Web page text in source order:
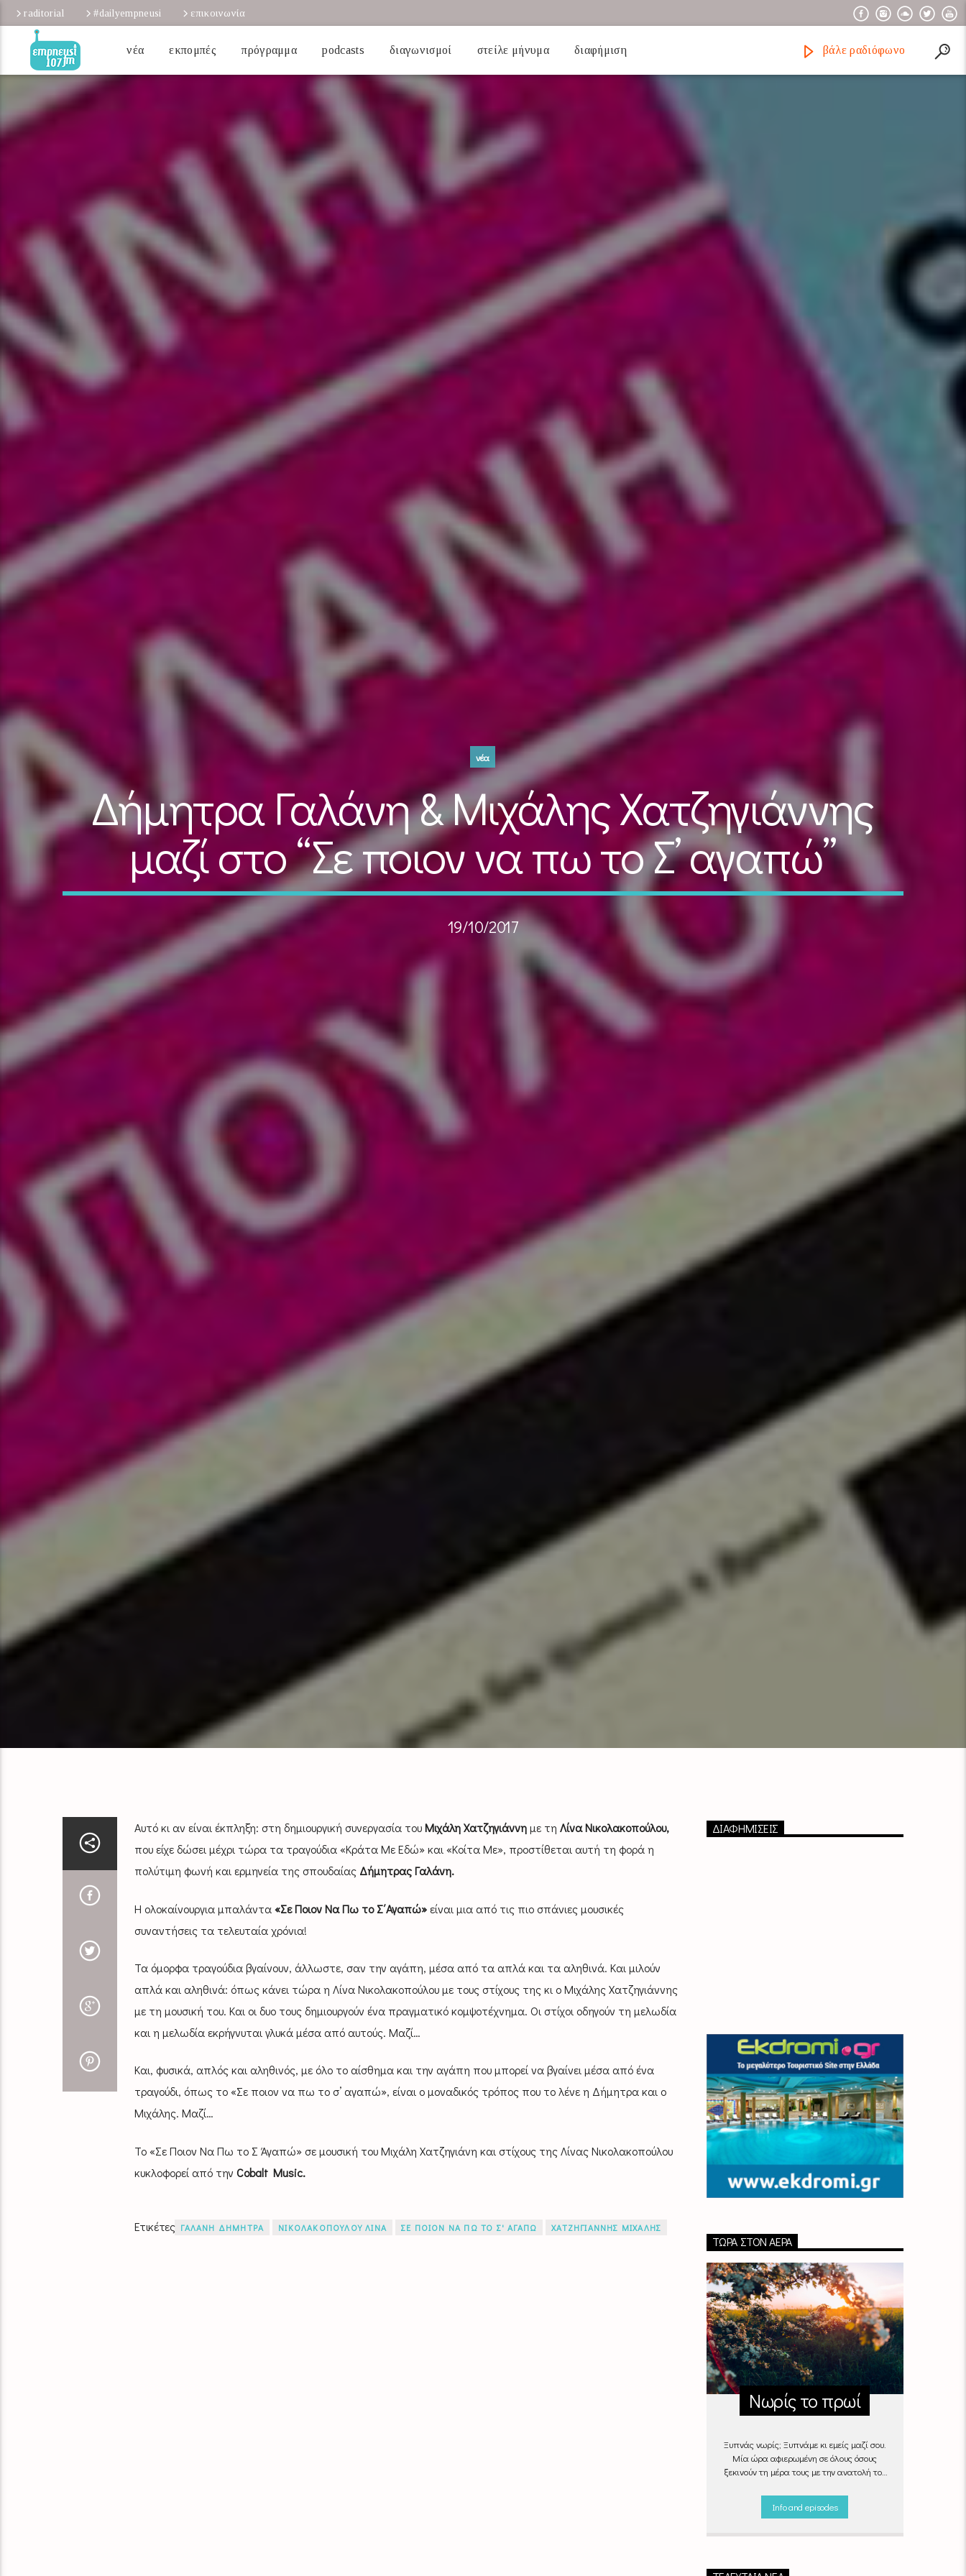
raditorial #dailyempneusi επικοινωνία
νέα εκπομπές πρόγραμμα podcasts διαγωνισμοί στείλε μήνυμα διαφήμιση βάλε ραδιόφωνο
νέα
Δήμητρα Γαλάνη & Μιχάλης Χατζηγιάννης
μαζί στο “Σε ποιον να πω το Σ’ αγαπώ”
19/10/2017
Αυτό κι αν είναι έκπληξη: στη δημιουργική συνεργασία τουΜιχάλη Χατζηγιάννημε τη Λίνα Νικολακοπούλου,
που είχε δώσει μέχρι τώρα τα τραγούδια «Κράτα Με Εδώ» και «Κοίτα Με», προστίθεται αυτή τη φορά η
πολύτιμη φωνή και ερμηνεία της σπουδαίας Δήμητρας Γαλάνη.
Η ολοκαίνουργια μπαλάντα«Σε Ποιον Να Πω το Σ΄Αγαπώ»είναι μια από τις πιο σπάνιες μουσικές
συναντήσεις τα τελευταία χρόνια!
Τα όμορφα τραγούδια βγαίνουν, άλλωστε, σαν την αγάπη, μέσα από τα απλά και τα αληθινά. Και μιλούν
απλά και αληθινά: όπως κάνει τώρα η Λίνα Νικολακοπούλου με τους στίχους της κι ο Μιχάλης Χατζηγιάννης
με τη μουσική του. Και οι δυο τους δημιουργούν ένα πραγματικό κομψοτέχνημα. Οι στίχοι οδηγούν τη μελωδία
και η μελωδία εκρήγνυται γλυκά μέσα από αυτούς. Μαζί…
Και, φυσικά, απλός και αληθινός, με όλο το αίσθημα και την αγάπη που μπορεί να βγαίνει μέσα από ένα
τραγούδι, όπως το «Σε ποιoν να πω το σ’ αγαπώ», είναι ο μοναδικός τρόπος που το λένε η Δήμητρα και ο
Μιχάλης. Μαζί…
Το «Σε Ποιoν Να Πω το Σ Άγαπώ» σε μουσική του Μιχάλη Χατζηγιάνη και στίχους της Λίνας Νικολακοπούλου
κυκλοφορεί από την Cobalt Music.
Ετικέτες ΓΑΛΑΝΗ ΔΗΜΗΤΡΑ ΝΙΚΟΛΑΚΟΠΟΥΛΟΥ ΛΙΝΑ ΣΕ ΠΟΙΟΝ ΝΑ ΠΩ ΤΟ Σ' ΑΓΑΠΩ ΧΑΤΖΗΓΙΑΝΝΗΣ ΜΙΧΑΛΗΣ
ΔΙΑΦΗΜΙΣΕΙΣ
ΤΏΡΑ ΣΤΟΝ ΑΈΡΑ
Νωρίς το πρωί
Ξυπνάς νωρίς; Ξυπνάμε κι εμείς μαζί σου.
Μία ώρα αφιερωμένη σε όλους όσους
ξεκινούν τη μέρα τους με την ανατολή του
την πρωινή ρουτίνα πιο ευχάριστη!
"Νωρίς το πρωί" καθημερινά
107 FM
Info and episodes